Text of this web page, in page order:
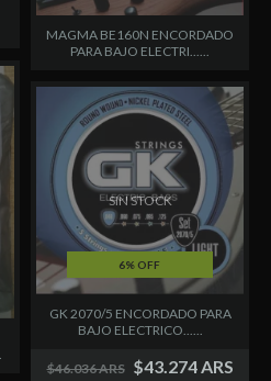
MAGMA BE160N ENCORDADO
PARA BAJO ELECTRI......
6% OFF
SIN STOCK
GK 2070/5 ENCORDADO PARA
BAJO ELECTRICO......
$46.036 ARS $43.274 ARS